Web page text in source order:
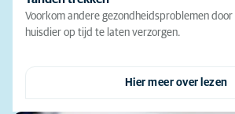
Voorkom andere gezondheidsproblemen
huisdier op tijd te laten verzorgen.
Hier meer over lezen